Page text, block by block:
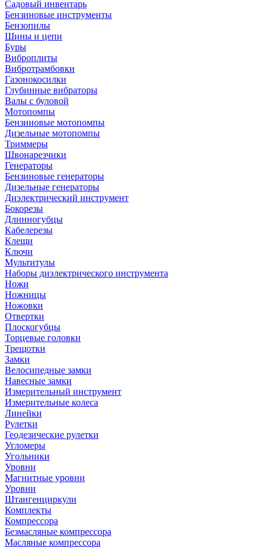
Садовый инвентарь
Бензиновые инструменты
Бензопилы
Шины и цепи
Буры
Виброплиты
Вибротрамбовки
Газонокосилки
Глубинные вибраторы
Валы с буловой
Мотопомпы
Бензиновые мотопомпы
Дизельные мотопомпы
Триммеры
Швонарезчики
Генераторы
Бензиновые генераторы
Дизельные генераторы
Диэлектрический инструмент
Бокорезы
Длинногубцы
Кабелерезы
Клещи
Ключи
Мультитулы
Наборы диэлектрического инструмента
Ножи
Ножницы
Ножовки
Отвертки
Плоскогубцы
Торцевые головки
Трещотки
Замки
Велосипедные замки
Навесные замки
Измерительный инструмент
Измерительные колеса
Линейки
Рулетки
Геодезические рулетки
Угломеры
Угольники
Уровни
Магнитные уровни
Уровни
Штангенциркули
Комплекты
Компрессора
Безмасляные компрессора
Масляные компрессора